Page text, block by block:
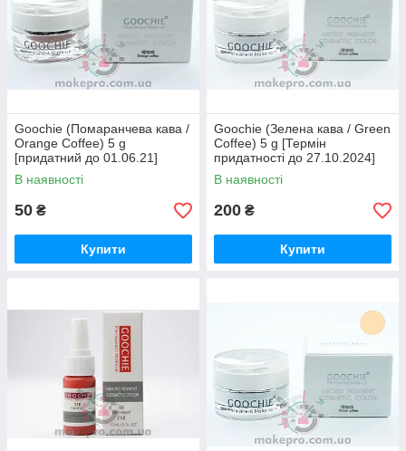
Goochie (Помаранчева кава /
Orange Coffee) 5 g
[придатний до 01.06.21]
В наявності
50 ₴
Купити
Goochie (Зелена кава / Green
Coffee) 5 g [Термін
придатності до 27.10.2024]
В наявності
200 ₴
Купити